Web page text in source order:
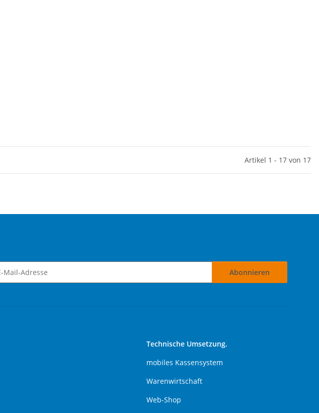
Artikel 1 - 17 von 17
Abonnieren
Technische Umsetzung.
mobiles Kassensystem
Warenwirtschaft
Web-Shop